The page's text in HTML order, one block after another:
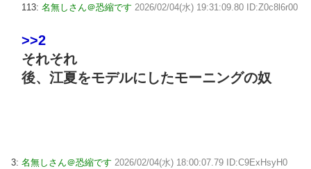
113: 名無しさん＠恐縮です 2026/02/04(水) 19:31:09.80 ID:Z0c8l6r00
>>2
それそれ
後、江夏をモデルにしたモーニングの奴
3: 名無しさん＠恐縮です 2026/02/04(水) 18:00:07.79 ID:C9ExHsyH0